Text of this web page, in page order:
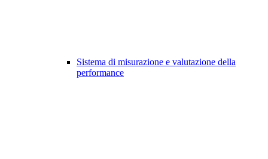
Sistema di misurazione e valutazione della
performance